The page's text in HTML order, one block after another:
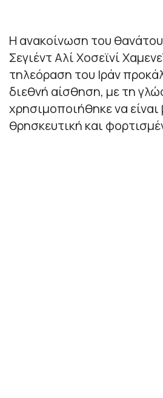
Η ανακοίνωση του
Σεγιέντ Αλί Χοσεϊνί
τηλεόραση του Ιράν
διεθνή αίσθηση, με τη
χρησιμοποιήθηκε να είναι
θρησκευτική και